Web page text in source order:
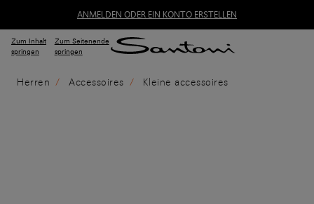
ANMELDEN ODER EIN KONTO ERSTELLEN
Zum Inhalt
springen
Zum Seitenende
springen
Herren Accessoires Kleine accessoires